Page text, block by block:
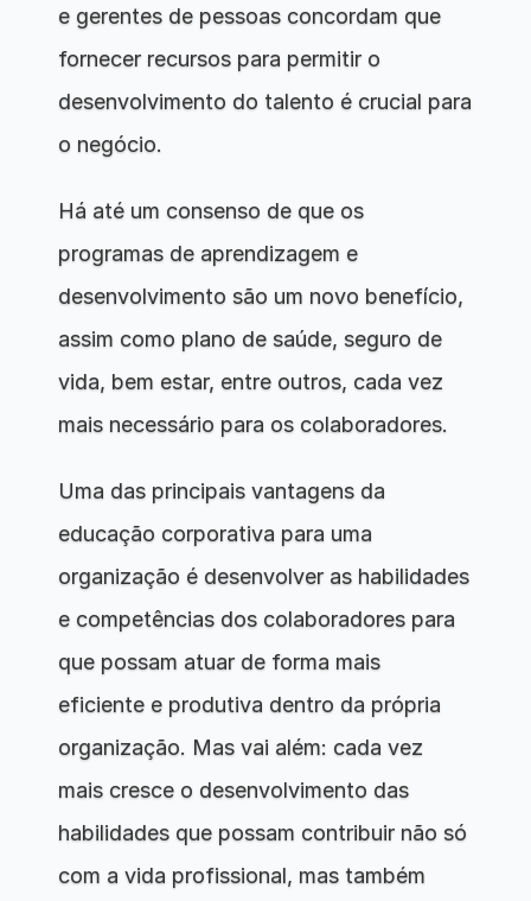
e gerentes de pessoas concordam que
fornecer recursos para permitir o
desenvolvimento do talento é crucial para
o negócio.
Há até um consenso de que os
programas de aprendizagem e
desenvolvimento são um novo benefício,
assim como plano de saúde, seguro de
vida, bem estar, entre outros, cada vez
mais necessário para os colaboradores.
Uma das principais vantagens da
educação corporativa para uma
organização é desenvolver as habilidades
e competências dos colaboradores para
que possam atuar de forma mais
eficiente e produtiva dentro da própria
organização. Mas vai além: cada vez
mais cresce o desenvolvimento das
habilidades que possam contribuir não só
com a vida profissional, mas também